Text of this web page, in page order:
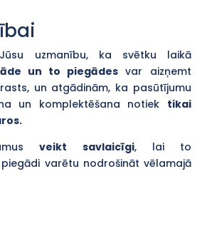
uzmanību, ka svētku laikā
un to piegādes var aizņemt
un atgādinām, ka pasūtījumu
un komplektēšana notiek tikai
veikt savlaicīgi, lai to
varētu nodrošināt vēlamajā